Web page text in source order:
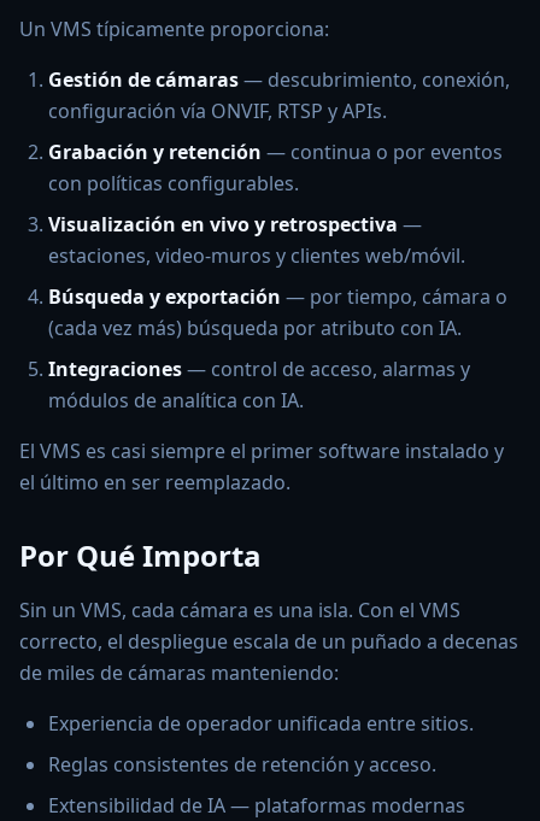
Un VMS típicamente proporciona:
Gestión de cámaras— descubrimiento, conexión,
configuración vía ONVIF, RTSP y APIs.
Grabación y retención — continua o por eventos
con políticas configurables.
Visualización en vivo y retrospectiva —
estaciones, video-muros y clientes web/móvil.
Búsqueda y exportación — por tiempo, cámara o
(cada vez más) búsqueda por atributo con IA.
Integraciones— control de acceso, alarmas y
módulos de analítica con IA.
El VMS es casi siempre el primer software instalado y
el último en ser reemplazado.
Por Qué Importa
Sin un VMS, cada cámara es una isla. Con el VMS
correcto, el despliegue escala de un puñado a decenas
de miles de cámaras manteniendo:
Experiencia de operador unificada entre sitios.
Reglas consistentes de retención y acceso.
Extensibilidad de IA — plataformas modernas